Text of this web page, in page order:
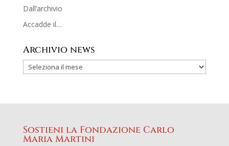
Dall’archivio
Accadde il…
Archivio news
Sostieni la Fondazione Carlo
Maria Martini